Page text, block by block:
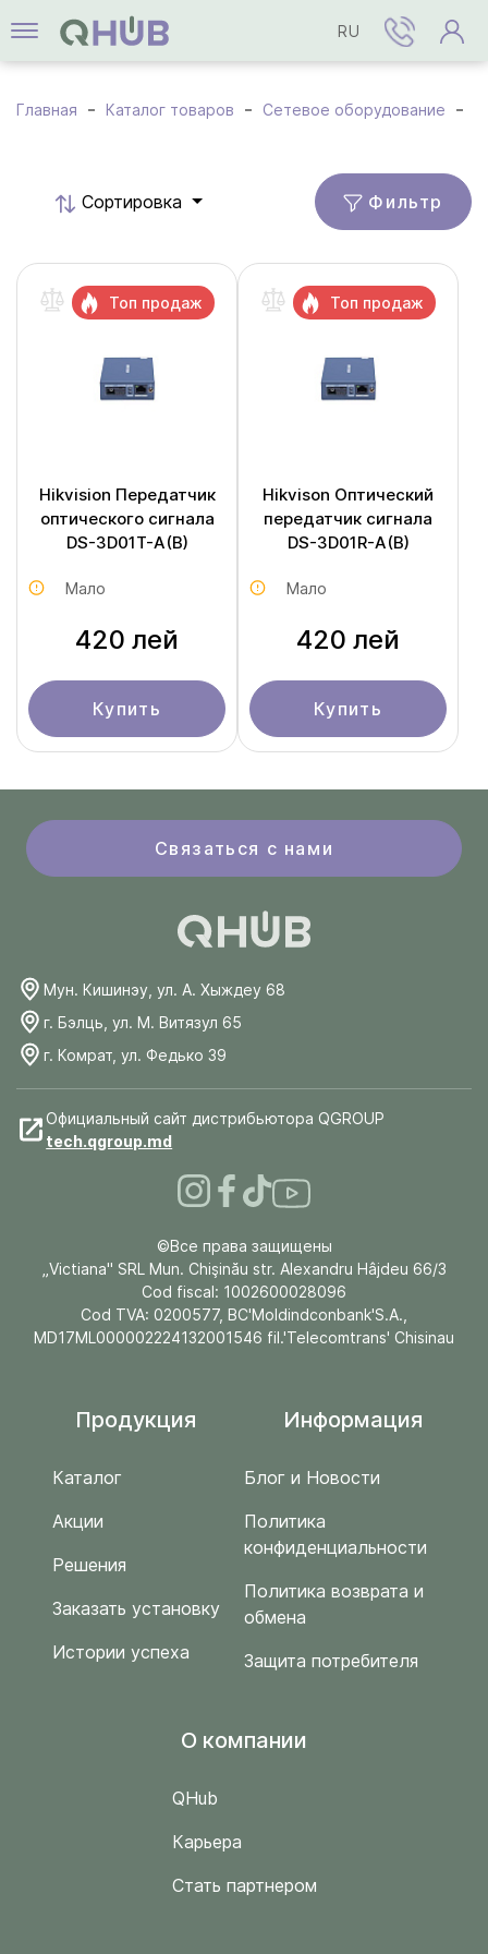
RU
Главная Каталог товаров Сетевое оборудование
Cортировка Фильтр
Hikvision Передатчик
оптического сигнала
DS-3D01T-A(B)
Мало
420 лей
Купить
Топ продаж
Hikvison Оптический
передатчик сигнала
DS-3D01R-A(B)
Мало
420 лей
Купить
Топ продаж
Связаться с нами
Мун. Кишинэу, ул. А. Хыждеу 68
г. Бэлць, ул. М. Витязул 65
г. Комрат, ул. Федько 39
Официальный сайт дистрибьютора QGROUP
tech.qgroup.md
©Все права защищены
„Victiana" SRL Mun. Chişinău str. Alexandru Hâjdeu 66/3
Cod fiscal: 1002600028096
Cod TVA: 0200577, BC'Moldindconbank'S.A.,
MD17ML000002224132001546 fil.'Telecomtrans' Chisinau
Продукция
Каталог
Акции
Решения
Заказать установку
Истории успеха
Информация
Блог и Новости
Политика
конфиденциальности
Политика возврата и
обмена
Защита потребителя
O компании
QHub
Карьера
Стать партнером